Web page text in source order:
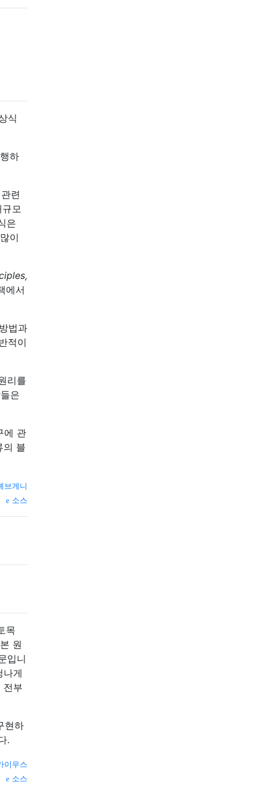
식
하
련
모
은
이
에서
법과
적이
리를
은
에 관
의 블
브게니
소스
목
원
입니
나게
전부
현하
.
이우스
소스